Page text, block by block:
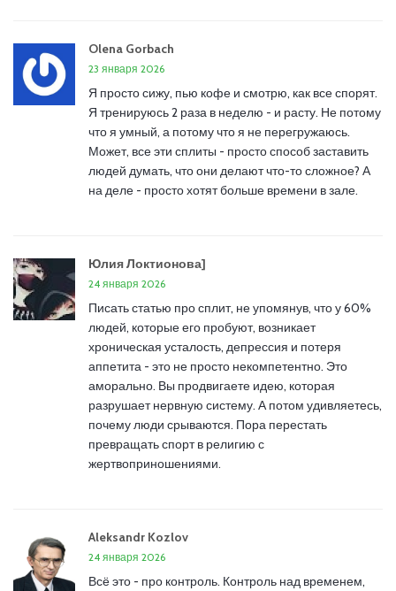
Olena Gorbach
23 января 2026
Я просто сижу, пью кофе и смотрю, как все спорят.
Я тренируюсь 2 раза в неделю - и расту. Не потому
что я умный, а потому что я не перегружаюсь.
Может, все эти сплиты - просто способ заставить
людей думать, что они делают что-то сложное? А
на деле - просто хотят больше времени в зале.
Юлия Локтионова]
24 января 2026
Писать статью про сплит, не упомянув, что у 60%
людей, которые его пробуют, возникает
хроническая усталость, депрессия и потеря
аппетита - это не просто некомпетентно. Это
аморально. Вы продвигаете идею, которая
разрушает нервную систему. А потом удивляетесь,
почему люди срываются. Пора перестать
превращать спорт в религию с
жертвоприношениями.
Aleksandr Kozlov
24 января 2026
Всё это - про контроль. Контроль над временем,